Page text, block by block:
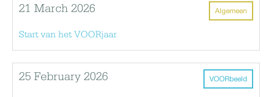
Algemeen
21 March 2026
Start van het VOORjaar
VOORbeeld
25 February 2026